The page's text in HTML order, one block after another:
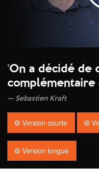
'On a décidé de
complémentaire
Sebastien Kraft
Version courte
Version longue